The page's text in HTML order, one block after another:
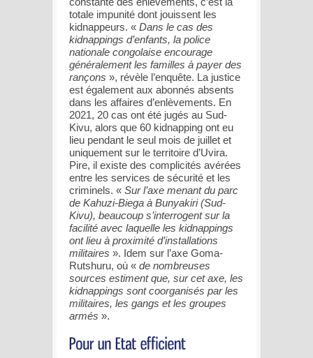
totale impunité dont jouissent les
kidnappeurs. « Dans le cas des
kidnappings d’enfants, la police
nationale congolaise encourage
généralement les familles à payer des
rançons », révèle l’enquête. La justice
est également aux abonnés absents
dans les affaires d’enlèvements. En
2021, 20 cas ont été jugés au Sud-
Kivu, alors que 60 kidnapping ont eu
lieu pendant le seul mois de juillet et
uniquement sur le territoire d’Uvira.
Pire, il existe des complicités avérées
entre les services de sécurité et les
criminels. « Sur l’axe menant du parc
de Kahuzi-Biega à Bunyakiri (Sud-
Kivu), beaucoup s’interrogent sur la
facilité avec laquelle les kidnappings
ont lieu à proximité d’installations
militaires ». Idem sur l’axe Goma-
Rutshuru, où « de nombreuses
sources estiment que, sur cet axe, les
kidnappings sont coorganisés par les
militaires, les gangs et les groupes
armés ».